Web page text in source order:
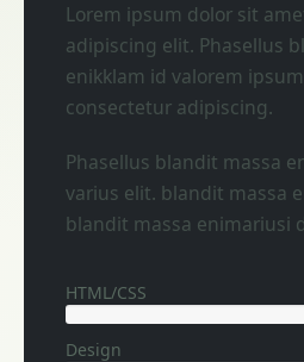
Lorem ipsum dolor sit
adipiscing elit. Phasellus
enikklam id valorem
consectetur adipiscing.
Phasellus blandit massa
varius elit. blandit massa
blandit massa enimariusi
HTML/CSS
Design